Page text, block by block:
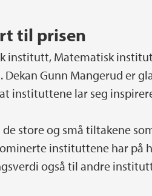
til prisen
institutt, Matematisk
Gunn Mangerud er
instituttene lar seg
store og små tiltakene
instituttene har på
også til andre